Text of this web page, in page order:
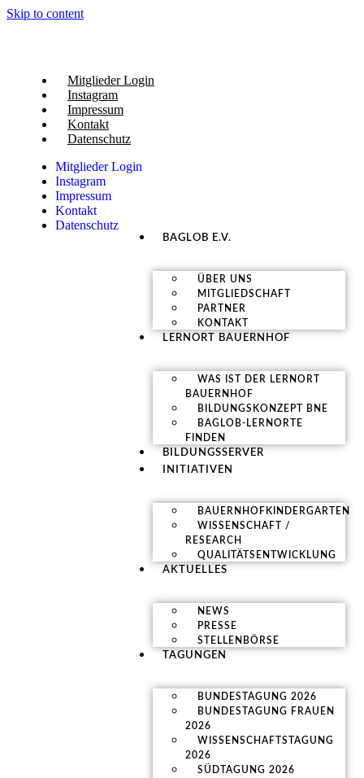
Skip to content
Mitglieder Login
Instagram
Impressum
Kontakt
Datenschutz
Mitglieder Login
Instagram
Impressum
Kontakt
Datenschutz
BAGLOB E.V.
ÜBER UNS
MITGLIEDSCHAFT
PARTNER
KONTAKT
LERNORT BAUERNHOF
WAS IST DER LERNORT
BAUERNHOF
BILDUNGSKONZEPT BNE
BAGLOB-LERNORTE
FINDEN
BILDUNGSSERVER
INITIATIVEN
BAUERNHOFKINDERGARTEN
WISSENSCHAFT /
RESEARCH
QUALITÄTSENTWICKLUNG
AKTUELLES
NEWS
PRESSE
STELLENBÖRSE
TAGUNGEN
BUNDESTAGUNG 2026
BUNDESTAGUNG FRAUEN
2026
WISSENSCHAFTSTAGUNG
2026
SÜDTAGUNG 2026